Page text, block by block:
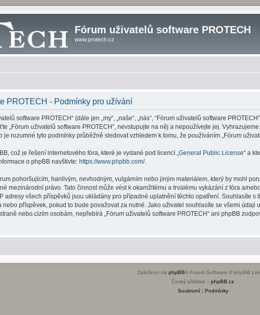
Fórum uživatelů software PROTECH
www.protech.cz
PROTECH - Podmínky pro užívání
software PROTECH“ (dále jen „my“, „naše“, „nás“, “Fórum uživatelů software
„Fórum uživatelů software PROTECH“, nevstupujte na něj a nepoužívejte jej.
je rozumné tyto podmínky průběžně sledovat vzhledem k tomu, že používáním „Fórum
což je řešení internetového fóra, které je vydané pod licencí „ General Public License“ a
o phpBB navštivte: https://www.phpbb.com/.
pohoršujícím, hanlivým, nevhodným, vulgárním nebo jiným materiálem, který by mohl
mezinárodní právo. Tato činnost může vést k okamžitému a trvalému vykázání z fóra a/
adresy všech příspěvků jsou ukládány pro případné uplatnění těchto opatření. Souhlasíte s
příspěvek, pokud to bude považovat za nutné. Jako uživatel souhlasíte se všemi údaji
nebo cizím osobám, nepřebírá „Fórum uživatelů software PROTECH“ ani phpBB
Založeno na phpBB® Forum Software © phpBB
Český překlad – phpBB.cz
Soukromí| Podmínky